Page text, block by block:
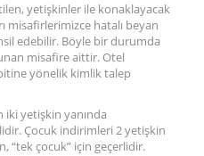
yetişkinler ile konaklayacak
misafirlerimizce hatalı beyan
edebilir. Böyle bir durumda
misafire aittir. Otel
yönelik kimlik talep
iki yetişkin yanında
Çocuk indirimleri 2 yetişkin
“tek çocuk” için geçerlidir.